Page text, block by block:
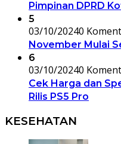
Pimpinan DPRD
5
03/10/20240
November Mulai
6
03/10/20240
Cek Harga dan
Rilis PS5 Pro
KESEHATAN